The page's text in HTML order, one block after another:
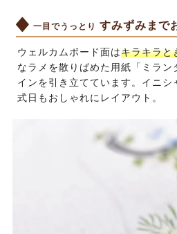
一目でうっとり すみずみまで
ウェルカムボード面はキラキラと
なラメを散りばめた用紙「ミラ
インを引き立てています。イニシ
式日もおしゃれにレイアウト。